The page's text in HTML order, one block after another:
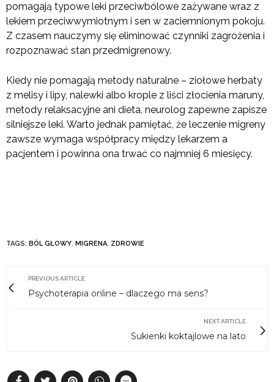
pomagają typowe leki przeciwbólowe zażywane wraz z
lekiem przeciwwymiotnym i sen w zaciemnionym pokoju.
Z czasem nauczymy się eliminować czynniki zagrożenia i
rozpoznawać stan przedmigrenowy.
Kiedy nie pomagają metody naturalne – ziołowe herbaty
z melisy i lipy, nalewki albo krople z liści złocienia maruny,
metody relaksacyjne ani dieta, neurolog zapewne zapisze
silniejsze leki. Warto jednak pamiętać, że leczenie migreny
zawsze wymaga współpracy między lekarzem a
pacjentem i powinna ona trwać co najmniej 6 miesięcy.
TAGS: BÓL GŁOWY, MIGRENA, ZDROWIE
PREVIOUS ARTICLE
Psychoterapia online – dlaczego ma sens?
NEXT ARTICLE
Sukienki koktajlowe na lato